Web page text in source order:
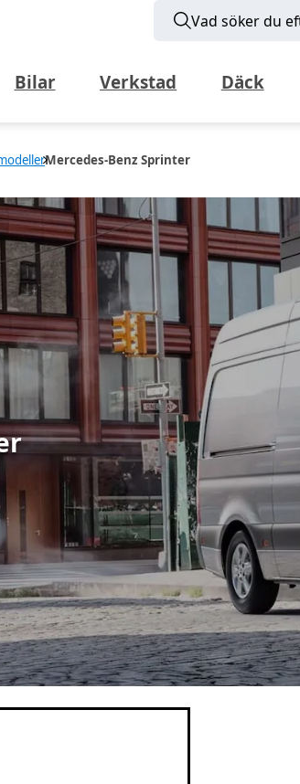
Vad söker du
Bilar Verkstad Däck
Mercedes-Benz Sprinter